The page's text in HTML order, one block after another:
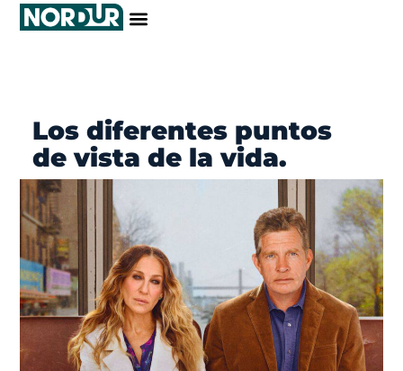
Los diferentes puntos
de vista de la vida.